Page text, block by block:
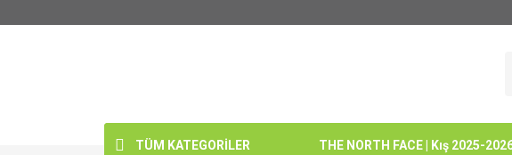
TÜM KATEGORİLER THE NORTH FACE | Kış 2025-